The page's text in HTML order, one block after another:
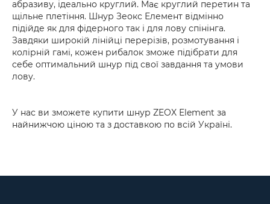
абразиву, ідеально круглий. Має круглий перетин та
щільне плетіння. Шнур Зеокс Елемент відмінно
підійде як для фідерного так і для лову спінінга.
Завдяки широкій лінійці перерізів, розмотування і
колірній гамі, кожен рибалок зможе підібрати для
себе оптимальний шнур під свої завдання та умови
лову.
У нас ви зможете купити шнур ZEOX Element за
найнижчою ціною та з доставкою по всій Україні.